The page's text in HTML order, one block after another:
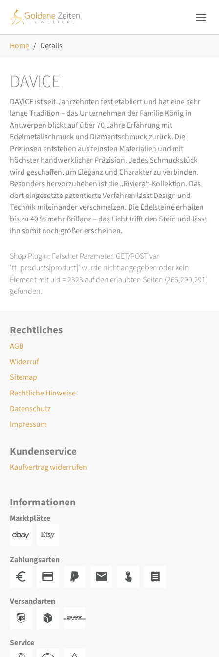
Home Details
DAVICE
DAVICE ist seit Jahrzehnten fest etabliert und hat eine sehr
lange Tradition – das Unternehmen der Familie König in
Antwerpen blickt auf über 70 Jahre Erfahrung mit
Edelmetallschmuck und Diamantschmuck zurück. Die
Pretiosen entstehen aus feinsten Materialien und mit
höchster handwerklicher Präzision. Jedes Schmuckstück
wird geschaffen, um Eleganz und Charakter zu verbinden.
Besonders hervorzuheben ist die „Riviera“-Kollektion. Das
dort eingesetzte patentierte Verfahren lässt Design und
Technik miteinander verschmelzen. Die Edelsteine erhalten
bis zu 40 % mehr Brillanz – das Licht trifft den Stein und lässt
ihn somit noch größer erscheinen.
Shop Plugin: Falscher Parameter. GET/POST var
'tt_products[product]' wurde nicht angegeben oder kein
Element mit uid = 2323 auf den erlaubten Seiten (266,290,291)
gefunden.
Rechtliches
AGB
Widerruf
Sitemap
Rechtliche Hinweise
Datenschutz
Impressum
Kundenservice
Kaufvertrag widerrufen
Informationen
Marktplätze
Zahlungsarten
Versandarten
Service